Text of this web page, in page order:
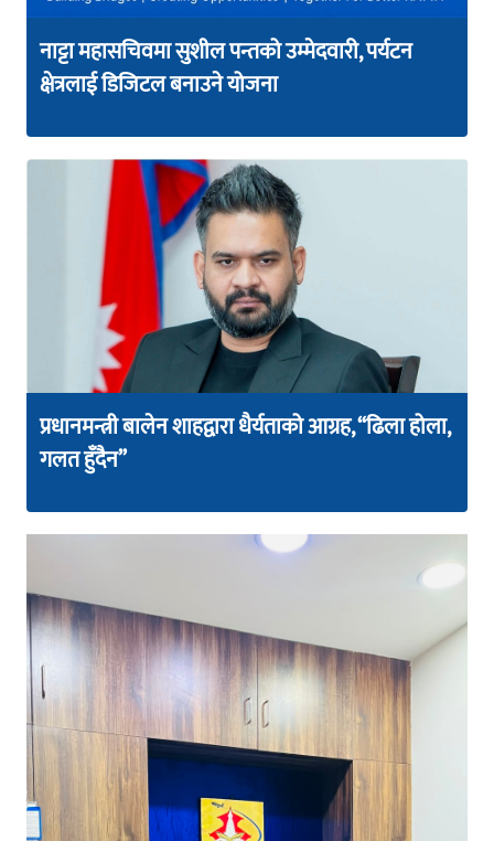
नाट्टा महासचिवमा सुशील पन्तको उम्मेदवारी, पर्यटन
क्षेत्रलाई डिजिटल बनाउने योजना
प्रधानमन्त्री बालेन शाहद्वारा धैर्यताको आग्रह, “ढिला होला,
गलत हुँदैन”